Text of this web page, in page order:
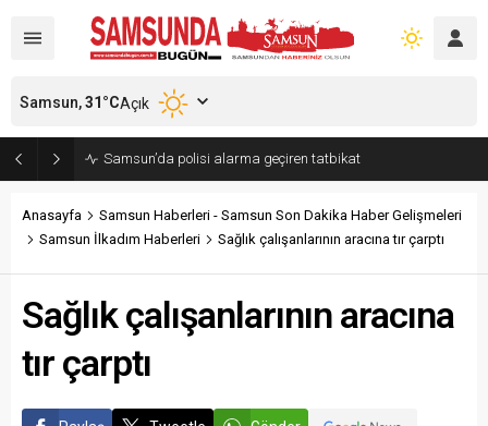
Samsun’da polisi alarma geçiren tatbikat
Samsun,31 °CAçık
Anasayfa
Samsun Haberleri - Samsun Son Dakika Haber Gelişmeleri
Samsun İlkadım Haberleri
Sağlık çalışanlarının aracına tır çarptı
Sağlık çalışanlarının aracına
tır çarptı